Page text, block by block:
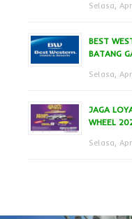
Selasa,
BEST
BATANG
Selasa,
JAGA
WHEEL
Selasa,